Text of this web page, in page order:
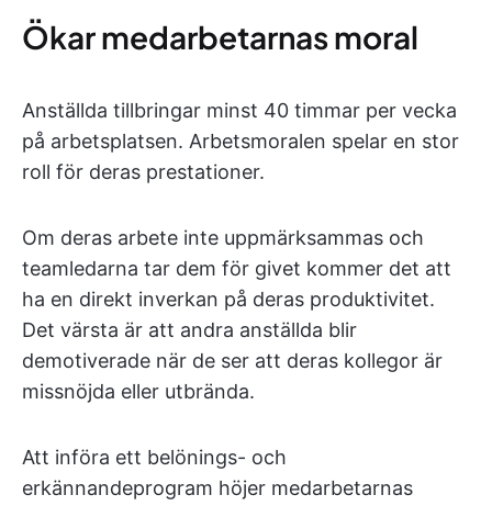
Ökar medarbetarnas moral
Anställda tillbringar minst 40 timmar per vecka
på arbetsplatsen. Arbetsmoralen spelar en stor
roll för deras prestationer.
Om deras arbete inte uppmärksammas och
teamledarna tar dem för givet kommer det att
ha en direkt inverkan på deras produktivitet.
Det värsta är att andra anställda blir
demotiverade när de ser att deras kollegor är
missnöjda eller utbrända.
Att införa ett belönings- och
erkännandeprogram höjer medarbetarnas